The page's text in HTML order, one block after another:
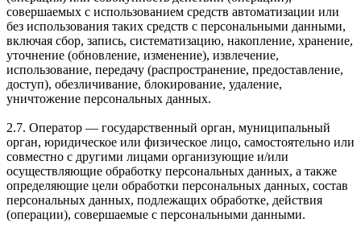
совершаемых с использованием средств автоматизации или
без использования таких средств с персональными данными,
включая сбор, запись, систематизацию, накопление, хранение,
уточнение (обновление, изменение), извлечение,
использование, передачу (распространение, предоставление,
доступ), обезличивание, блокирование, удаление,
уничтожение персональных данных.
2.7. Оператор — государственный орган, муниципальный
орган, юридическое или физическое лицо, самостоятельно или
совместно с другими лицами организующие и/или
осуществляющие обработку персональных данных, а также
определяющие цели обработки персональных данных, состав
персональных данных, подлежащих обработке, действия
(операции), совершаемые с персональными данными.